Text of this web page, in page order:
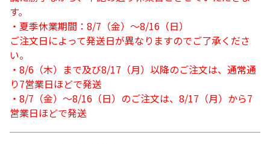
す。
・夏季休業期間：8/7（金）～8/16（日）
ご注文日によって発送日が異なりますのでご了承くださ
い。
・8/6（木）まで及び8/17（月）以降のご注文は、通常通
り7営業日ほどで発送
・8/7（金）～8/16（日）のご注文は、8/17（月）から7
営業日ほどで発送